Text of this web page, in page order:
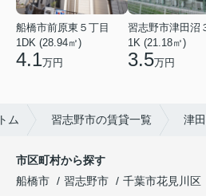
船橋市前原東５丁目
1DK (28.94㎡)
4.1万円
習志野市津田沼
1K (21.18㎡)
3.5万円
ム 習志野市の賃貸一覧 津
市区町村から探す
船橋市
習志野市 千葉市花見川区